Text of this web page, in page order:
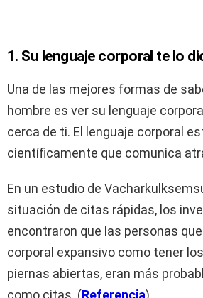
1. Su lenguaje corporal te lo
Una de las mejores formas de
hombre es ver su lenguaje
cerca de ti. El lenguaje corporal
científicamente que comunica
En un estudio de
situación de citas rápidas, los
encontraron que las personas
corporal expansivo como tener
piernas abiertas, eran más
como citas. (Referencia)